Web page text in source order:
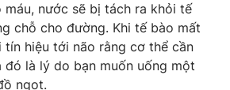
nước sẽ bị tách ra khỏi tế
chỗ cho đường. Khi tế bào mất
tín hiệu tới não rằng cơ thể cần
đó là lý do bạn muốn uống một
ngọt.